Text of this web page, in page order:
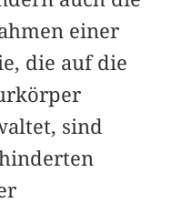
einer
die auf die
sind